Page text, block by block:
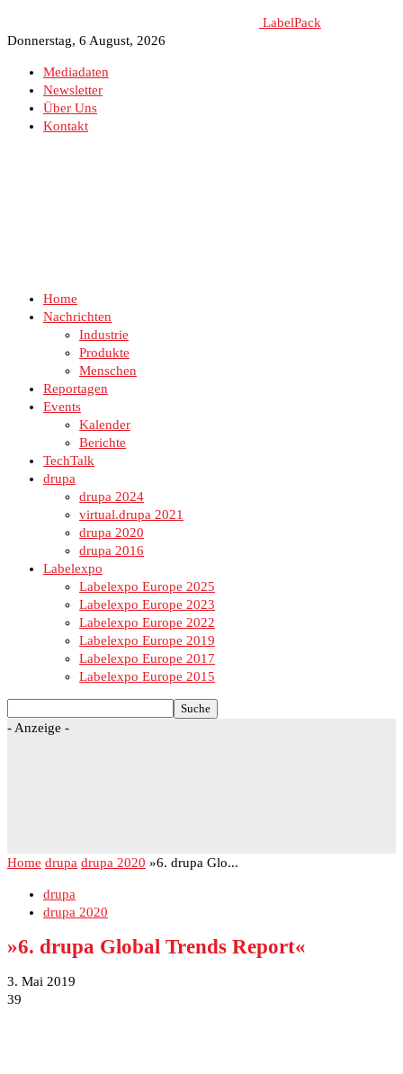
LabelPack
Donnerstag, 6 August, 2026
Mediadaten
Newsletter
Über Uns
Kontakt
Home
Nachrichten
Industrie
Produkte
Menschen
Reportagen
Events
Kalender
Berichte
TechTalk
drupa
drupa 2024
virtual.drupa 2021
drupa 2020
drupa 2016
Labelexpo
Labelexpo Europe 2025
Labelexpo Europe 2023
Labelexpo Europe 2022
Labelexpo Europe 2019
Labelexpo Europe 2017
Labelexpo Europe 2015
- Anzeige -
Home drupa drupa 2020 »6. drupa Glo...
drupa
drupa 2020
»6. drupa Global Trends Report«
3. Mai 2019
39